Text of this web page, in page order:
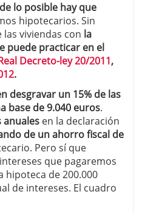
lo posible hay que
hipotecarios. Sin
viviendas con la
puede practicar en el
Decreto-ley 20/2011,
.
desgravar un 15% de las
base de 9.040 euros.
anuales en la declaración
de un ahorro fiscal de
Pero sí que
que pagaremos
de 200.000
de intereses. El cuadro